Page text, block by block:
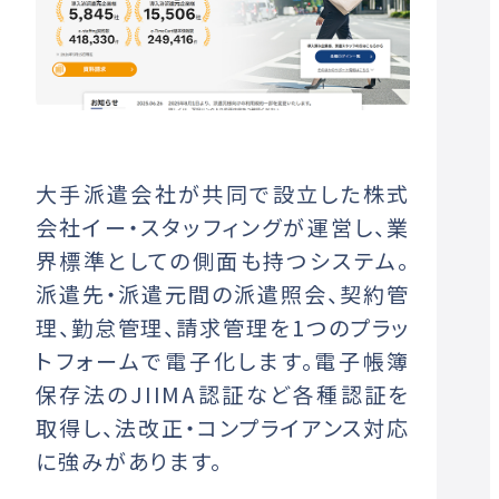
大手派遣会社が共同で設立した株式
会社イー・スタッフィングが運営し、業
界標準としての側面も持つシステム。
派遣先・派遣元間の派遣照会、契約管
理、勤怠管理、請求管理を1つのプラッ
トフォームで電子化します。電子帳簿
保存法のJIIMA認証など各種認証を
取得し、法改正・コンプライアンス対応
に強みがあります。